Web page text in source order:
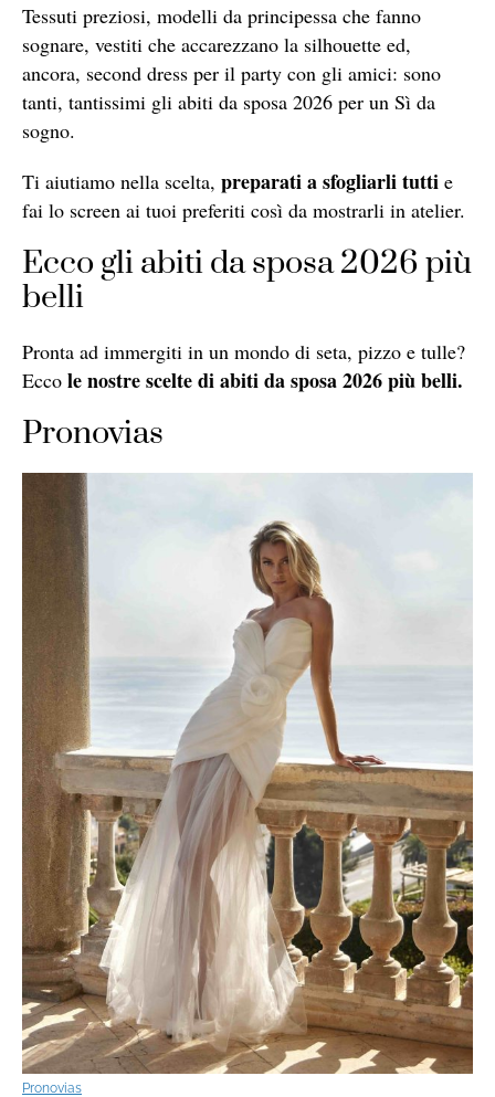
Tessuti preziosi, modelli da principessa che fanno
sognare, vestiti che accarezzano la silhouette ed,
ancora, second dress per il party con gli amici: sono
tanti, tantissimi gli abiti da sposa 2026 per un Sì da
sogno.
Ti aiutiamo nella scelta, preparati a sfogliarli tutti e
fai lo screen ai tuoi preferiti così da mostrarli in atelier.
Ecco gli abiti da sposa 2026 più
belli
Pronta ad immergiti in un mondo di seta, pizzo e tulle?
Ecco le nostre scelte di abiti da sposa 2026 più belli.
Pronovias
Pronovias